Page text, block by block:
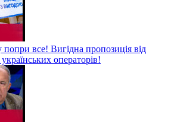
попри все! Вигідна пропозиція від
операторів!